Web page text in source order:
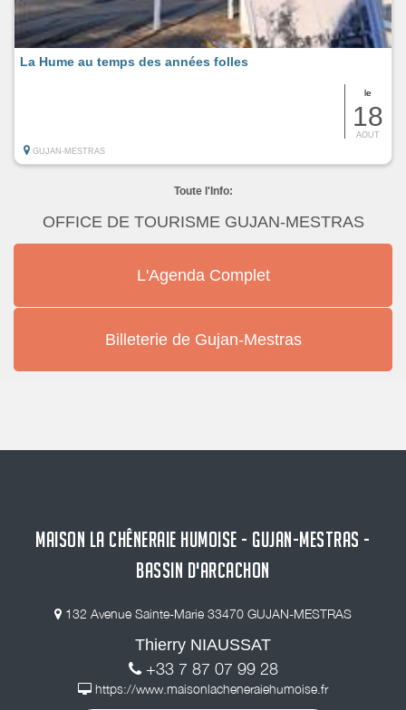
le
18
AOUT
La Hume au temps des années folles
GUJAN-MESTRAS
Toute l'Info:
OFFICE DE TOURISME GUJAN-MESTRAS
L'Agenda Complet
Billeterie de Gujan-Mestras
MAISON LA CHÊNERAIE HUMOISE - GUJAN-MESTRAS -
BASSIN D'ARCACHON
132 Avenue Sainte-Marie 33470 GUJAN-MESTRAS
Thierry NIAUSSAT
+33 7 87 07 99 28
https://www.maisonlacheneraiehumoise.fr